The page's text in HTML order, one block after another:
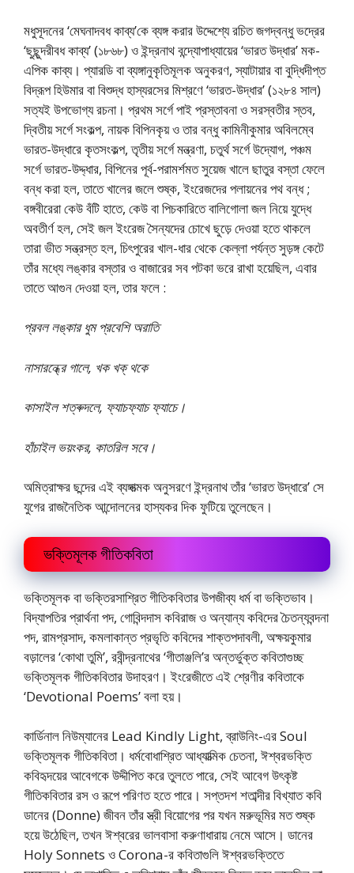
মধুসূদনের ‘মেঘনাদবধ কাব্য’কে ব্যঙ্গ করার উদ্দেশ্যে রচিত জগদ্বন্ধু ভদ্রের
‘ছুছুন্দরীবধ কাব্য’ (১৮৬৮) ও ইন্দ্রনাথ বন্দ্যোপাধ্যায়ের ‘ভারত উদ্ধার’ মক-
এপিক কাব্য। প্যারডি বা ব্যঙ্গানুকৃতিমূলক অনুকরণ, স্যাটায়ার বা বুদ্ধিদীপ্ত
বিদ্রূপ হিউমার বা বিশুদ্ধ হাস্যরসের মিশ্রণে ‘ভারত-উদ্ধার’ (১২৮৪ সাল)
সত্যই উপভোগ্য রচনা। প্রথম সর্গে পাই প্রস্তাবনা ও সরস্বতীর স্তব,
দ্বিতীয় সর্গে সংকল্প, নায়ক বিপিনকৃয় ও তার বন্ধু কামিনীকুমার অবিলম্বে
ভারত-উদ্ধারে কৃতসংকল্প, তৃতীয় সর্গে মন্ত্রণা, চতুর্থ সর্গে উদ্যোগ, পঞ্চম
সর্গে ভারত-উদ্দ্ধার, বিপিনের পূর্ব-পরামর্শমত সুয়েজ খালে ছাতুর বস্তা ফেলে
বন্ধ করা হল, তাতে খালের জলে শুষ্ক, ইংরেজদের পলায়নের পথ বন্ধ ;
বঙ্গবীরেরা কেউ বঁটি হাতে, কেউ বা পিচকারিতে বালিগোলা জল নিয়ে যুদ্ধে
অবতীর্ণ হল, সেই জল ইংরেজ সৈন্যদের চোখে ছুড়ে দেওয়া হতে থাকলে
তারা ভীত সন্ত্রস্ত হল, চিৎপুরের খাল-ধার থেকে কেল্লা পর্যন্ত সুড়ঙ্গ কেটে
তাঁর মধ্যে লঙ্কার বস্তার ও বাজারের সব পটকা ভরে রাখা হয়েছিল, এবার
তাতে আগুন দেওয়া হল, তার ফলে :
প্রবল লঙ্কার ধুম প্রবেশি অরাতি
নাসারন্ধ্রে গালে, খক খক্ থকে
কাসাইল শত্ৰুদলে, ফ্যাচফ্যাচ ফ্যাচে।
হাঁচাইল ভয়ংকর, কাতরিল সবে।
অমিত্রাক্ষর ছন্দের এই ব্যঙ্গাত্মক অনুসরণে ইন্দ্রনাথ তাঁর ‘ভারত উদ্ধারে’ সে
যুগের রাজনৈতিক আন্দোলনের হাস্যকর দিক ফুটিয়ে তুলেছেন।
ভক্তিমূলক গীতিকবিতা
ভক্তিমূলক বা ভক্তিরসাশ্রিত গীতিকবিতার উপজীব্য ধর্ম বা ভক্তিভাব।
বিদ্যাপতির প্রার্থনা পদ, গোবিন্দদাস কবিরাজ ও অন্যান্য কবিদের চৈতন্যবন্দনা
পদ, রামপ্রসাদ, কমলাকান্ত প্রভৃতি কবিদের শাক্তপদাবলী, অক্ষয়কুমার
বড়ালের ‘কোথা তুমি’, রবীন্দ্রনাথের ‘গীতাঞ্জলি’র অন্তর্ভুক্ত কবিতাগুচ্ছ
ভক্তিমূলক গীতিকবিতার উদাহরণ। ইংরেজীতে এই শ্রেণীর কবিতাকে
‘Devotional Poems’ বলা হয়।
কার্ডিনাল নিউম্যানের Lead Kindly Light, ব্রাউনিং-এর Soul
ভক্তিমূলক গীতিকবিতা। ধর্মবোধাশ্রিত আধ্যাত্মিক চেতনা, ঈশ্বরভক্তি
কবিহৃদয়ের আবেগকে উদ্দীপিত করে তুলতে পারে, সেই আবেগ উৎকৃষ্ট
গীতিকবিতার রস ও রূপে পরিণত হতে পারে। সপ্তদশ শতাব্দীর বিখ্যাত কবি
ডানের (Donne) জীবন তাঁর স্ত্রী বিয়োগের পর যখন মরুভূমির মত শুষ্ক
হয়ে উঠেছিল, তখন ঈশ্বরের ভালবাসা করুণাধারায় নেমে আসে। ডানের
Holy Sonnets ও Corona-র কবিতাগুলি ঈশ্বরভক্তিতে